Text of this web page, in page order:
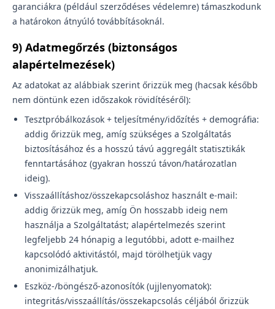
garanciákra (például szerződéses védelemre) támaszkodunk
a határokon átnyúló továbbításoknál.
9) Adatmegőrzés (biztonságos
alapértelmezések)
Az adatokat az alábbiak szerint őrizzük meg (hacsak később
nem döntünk ezen időszakok rövidítéséről):
Tesztpróbálkozások + teljesítmény/időzítés + demográfia:
addig őrizzük meg, amíg szükséges a Szolgáltatás
biztosításához és a hosszú távú aggregált statisztikák
fenntartásához (gyakran hosszú távon/határozatlan
ideig).
Visszaállításhoz/összekapcsoláshoz használt e-mail:
addig őrizzük meg, amíg Ön hosszabb ideig nem
használja a Szolgáltatást; alapértelmezés szerint
legfeljebb 24 hónapig a legutóbbi, adott e-mailhez
kapcsolódó aktivitástól, majd törölhetjük vagy
anonimizálhatjuk.
Eszköz-/böngésző-azonosítók (ujjlenyomatok):
integritás/visszaállítás/összekapcsolás céljából őrizzük